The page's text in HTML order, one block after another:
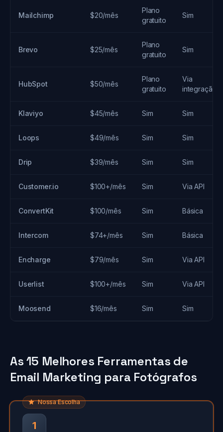
Mailchimp $20/mês
Plano
gratuito
Sim
Brevo $25/mês
Plano
gratuito
Sim
HubSpot $50/mês
Plano
gratuito
Via
integração
Klaviyo $45/mês Sim Sim
Loops $49/mês Sim Sim
Drip $39/mês Sim Sim
Customer.io $100+/mês Sim Via API
ConvertKit $100/mês Sim Básica
Intercom $74+/mês Sim Básica
Encharge $79/mês Sim Via API
Userlist $100+/mês Sim Via API
Moosend $16/mês Sim Sim
As 15 Melhores Ferramentas de
Email Marketing para Fotógrafos
Nossa Escolha
1